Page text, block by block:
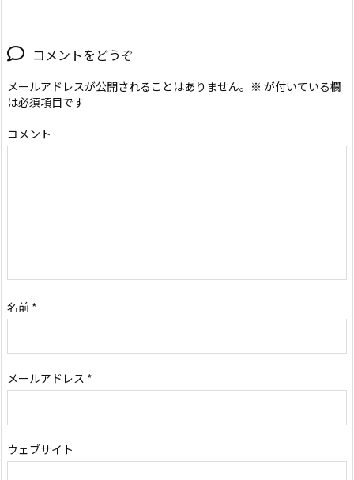
コメントをどうぞ
メールアドレスが公開されることはありません。 ※ が付いている欄
は必須項目です
コメント
名前 *
メールアドレス *
ウェブサイト